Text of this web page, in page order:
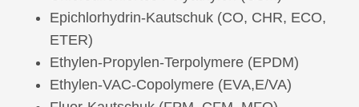
Epichlorhydrin-Kautschuk (CO, CHR, ECO,
ETER)
Ethylen-Propylen-Terpolymere (EPDM)
Ethylen-VAC-Copolymere (EVA,E/VA)